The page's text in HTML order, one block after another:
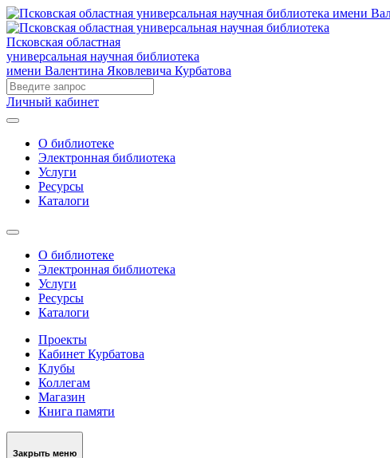
Псковская областная
универсальная научная библиотека
имени Валентина Яковлевича Курбатова
Личный кабинет
О библиотеке
Электронная библиотека
Услуги
Ресурсы
Каталоги
О библиотеке
Электронная библиотека
Услуги
Ресурсы
Каталоги
Проекты
Кабинет Курбатова
Клубы
Коллегам
Магазин
Книга памяти
Закрыть меню